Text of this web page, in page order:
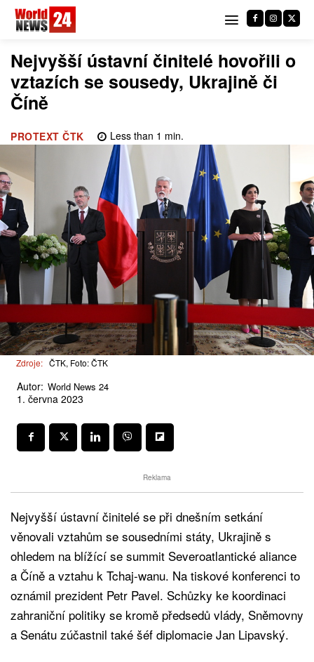
Nejvyšší ústavní činitelé hovořili o
vztazích se sousedy, Ukrajině či
Číně
PROTEXT ČTK Less than 1 min.
Zdroje: ČTK, Foto: ČTK
Autor: World News 24
1. června 2023
Reklama
Nejvyšší ústavní činitelé se při dnešním setkání
věnovali vztahům se sousedními státy, Ukrajině s
ohledem na blížící se summit Severoatlantické aliance
a Číně a vztahu k Tchaj-wanu. Na tiskové konferenci to
oznámil prezident Petr Pavel. Schůzky ke koordinaci
zahraniční politiky se kromě předsedů vlády, Sněmovny
a Senátu zúčastnil také šéf diplomacie Jan Lipavský.